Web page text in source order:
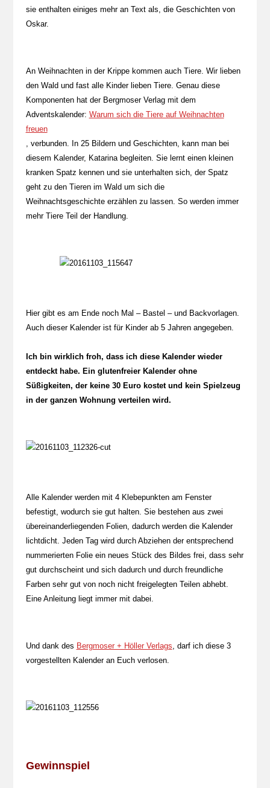
sie enthalten einiges mehr an Text als, die Geschichten von
Oskar.
An Weihnachten in der Krippe kommen auch Tiere. Wir lieben
den Wald und fast alle Kinder lieben Tiere. Genau diese
Komponenten hat der Bergmoser Verlag mit dem
Adventskalender: Warum sich die Tiere auf Weihnachten
freuen
, verbunden. In 25 Bildern und Geschichten, kann man bei
diesem Kalender, Katarina begleiten. Sie lernt einen kleinen
kranken Spatz kennen und sie unterhalten sich, der Spatz
geht zu den Tieren im Wald um sich die
Weihnachtsgeschichte erzählen zu lassen. So werden immer
mehr Tiere Teil der Handlung.
Hier gibt es am Ende noch Mal – Bastel – und Backvorlagen.
Auch dieser Kalender ist für Kinder ab 5 Jahren angegeben.
Ich bin wirklich froh, dass ich diese Kalender wieder
entdeckt habe. Ein glutenfreier Kalender ohne
Süßigkeiten, der keine 30 Euro kostet und kein Spielzeug
in der ganzen Wohnung verteilen wird.
Alle Kalender werden mit 4 Klebepunkten am Fenster
befestigt, wodurch sie gut halten. Sie bestehen aus zwei
übereinanderliegenden Folien, dadurch werden die Kalender
lichtdicht. Jeden Tag wird durch Abziehen der entsprechend
nummerierten Folie ein neues Stück des Bildes frei, dass sehr
gut durchscheint und sich dadurch und durch freundliche
Farben sehr gut von noch nicht freigelegten Teilen abhebt.
Eine Anleitung liegt immer mit dabei.
Und dank des Bergmoser + Höller Verlags, darf ich diese 3
vorgestellten Kalender an Euch verlosen.
Gewinnspiel